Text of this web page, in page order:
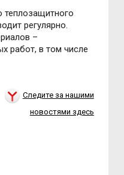
регулярно.
–
работ, в том числе
Следите за нашими
новостями здесь